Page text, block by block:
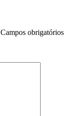
Campos obrigatórios